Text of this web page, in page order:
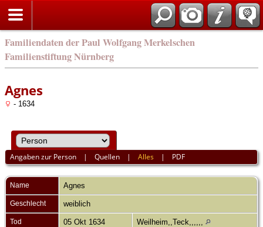
Familiendaten der Paul Wolfgang Merkelschen
Familienstiftung Nürnberg
Agnes
- 1634
Angaben zur Person |Quellen |Alles | PDF
Name Agnes
Geschlecht weiblich
Tod 05 Okt 1634 Weilheim,,Teck,,,,,,